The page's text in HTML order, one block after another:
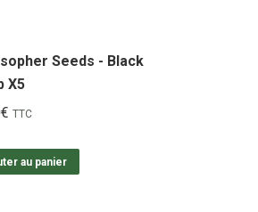
Seeds - Black
X5
€ TTC
au panier